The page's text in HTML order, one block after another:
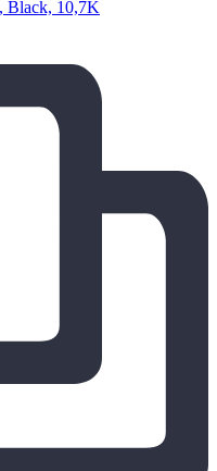
Black, 10,7K